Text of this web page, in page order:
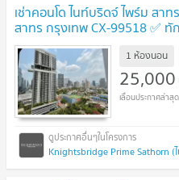
เช่าคอนโด ไนท์บริดจ์ ไพร์ม สา
สาทร กรุงเทพ CX-99518 ✅
ทันที ทีมงานมืออาชีพ ✅
1 ห้องนอน
25,000
Knightsbridge Prime Sathorn (